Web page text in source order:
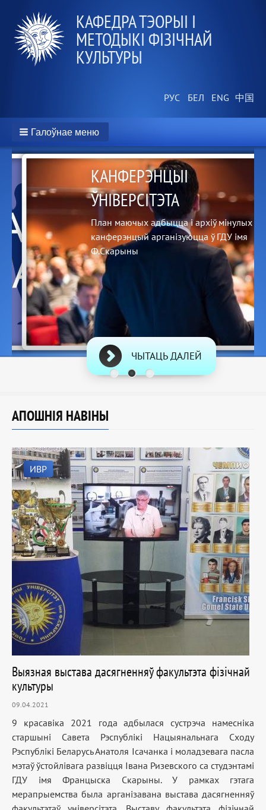
КАФЕДРА ТЭОРЫІ І
МЕТОДЫКІ ФІЗІЧНАЙ
КУЛЬТУРЫ
Галоўнае меню
КАНФЕРЭНЦЫІ
ЎНІВЕРСІТЭТА
План маючых адбыцца і архіў мінулых
канферэнцый арганізуюцца ў ГДУ імя
Ф.Скарыны
ЧЫТАЦЬ ДАЛЕЙ
АПОШНІЯ НАВІНЫ
ИВР
Выязная выстава дасягненняў факультэта фізічнай
культуры
09.04.2021
9 красавіка 2021 года адбылася сустрэча намесніка
старшыні Савета Рэспублікі Нацыянальнага Сходу
Рэспублікі Беларусь Анатоля Ісачанка і моладзевага пасла
мэтаў ўстойлівага развіцця Івана Ризевского са студэнтамі
ГДУ імя Францыска Скарыны. У рамках гэтага
мерапрыемства была арганізавана выстава дасягненняў